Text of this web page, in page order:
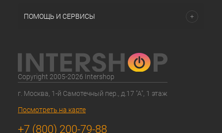
ПОМОЩЬ И СЕРВИСЫ
Copyright 2005-2026 Intershop
г. Москва, 1-й Самотечный пер., д.17 "А", 1 этаж
Посмотреть на карте
+7 (800) 200-79-88